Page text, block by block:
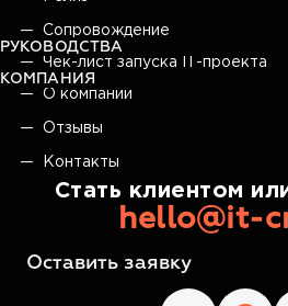
Сопровождение
РУКОВОДСТВА
Чек-лист запуска IT-проекта
КОМПАНИЯ
О компании
Отзывы
Контакты
Стать клиентом
hello@it-
Оставить заявку